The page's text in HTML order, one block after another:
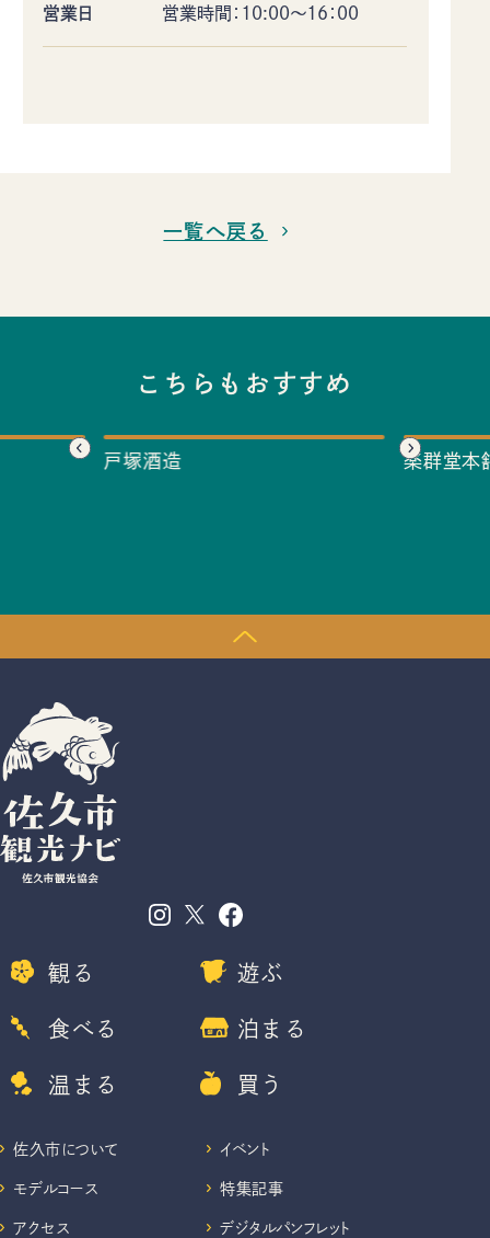
〒385-8501 長野県佐久市中込3056
TEL0267-62-3285FAX0267-62-2269
営業日 営業時間：10:00〜16：00
一覧へ戻る
こちらもおすすめ
戸塚酒造 楽群堂本
観る 遊ぶ
食べる 泊まる
温まる 買う
佐久市について イベント
モデルコース 特集記事
アクセス デジタルパンフレット